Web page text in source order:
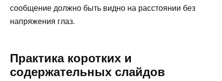
сообщение должно быть видно на расстоянии без
напряжения глаз.
Практика коротких и
содержательных слайдов